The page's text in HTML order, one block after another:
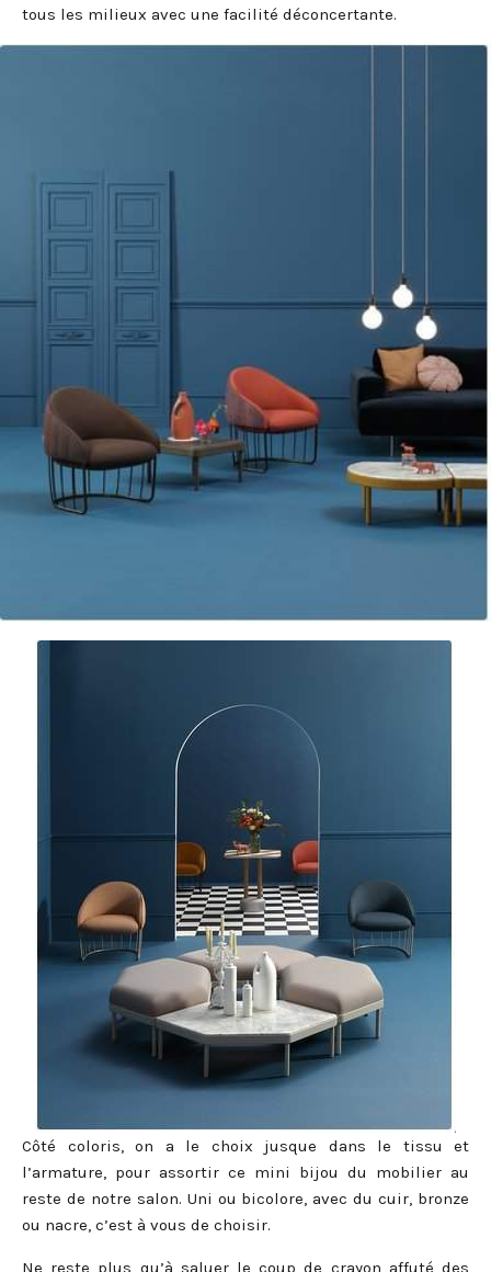
tous les milieux avec une facilité déconcertante.
Côté coloris, on a le choix jusque dans le tissu et
l’armature, pour assortir ce mini bijou du mobilier au
reste de notre salon. Uni ou bicolore, avec du cuir, bronze
ou nacre, c’est à vous de choisir.
Ne reste plus qu’à saluer le coup de crayon affuté des